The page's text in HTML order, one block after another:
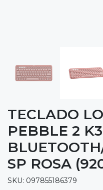
TECLADO
PEBBLE 2
SP ROSA
SKU: 097855186379